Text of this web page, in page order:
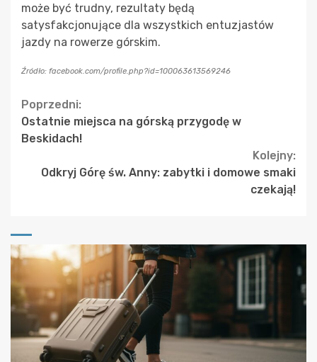
może być trudny, rezultaty będą
satysfakcjonujące dla wszystkich entuzjastów
jazdy na rowerze górskim.
Źródło: facebook.com/profile.php?id=100063613569246
Continue
Reading
Poprzedni:
Ostatnie miejsca na górską przygodę w
Beskidach!
Kolejny:
Odkryj Górę św. Anny: zabytki i domowe smaki
czekają!